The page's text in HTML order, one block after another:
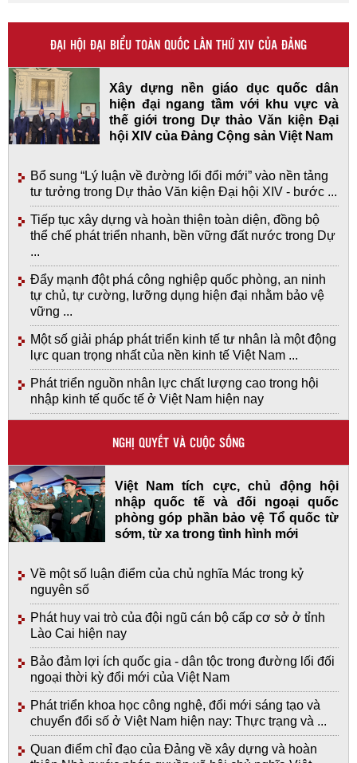
ĐẠI HỘI ĐẠI BIỂU TOÀN QUỐC LẦN THỨ XIV CỦA ĐẢNG
Xây dựng nền giáo dục quốc dân
hiện đại ngang tầm với khu vực và
thế giới trong Dự thảo Văn kiện Đại
hội XIV của Đảng Cộng sản Việt Nam
Bổ sung “Lý luận về đường lối đổi mới” vào nền tảng
tư tưởng trong Dự thảo Văn kiện Đại hội XIV - bước ...
Tiếp tục xây dựng và hoàn thiện toàn diện, đồng bộ
thể chế phát triển nhanh, bền vững đất nước trong Dự
...
Đẩy mạnh đột phá công nghiệp quốc phòng, an ninh
tự chủ, tự cường, lưỡng dụng hiện đại nhằm bảo vệ
vững ...
Một số giải pháp phát triển kinh tế tư nhân là một động
lực quan trọng nhất của nền kinh tế Việt Nam ...
Phát triển nguồn nhân lực chất lượng cao trong hội
nhập kinh tế quốc tế ở Việt Nam hiện nay
NGHỊ QUYẾT VÀ CUỘC SỐNG
Việt Nam tích cực, chủ động hội
nhập quốc tế và đối ngoại quốc
phòng góp phần bảo vệ Tổ quốc từ
sớm, từ xa trong tình hình mới
Về một số luận điểm của chủ nghĩa Mác trong kỷ
nguyên số
Phát huy vai trò của đội ngũ cán bộ cấp cơ sở ở tỉnh
Lào Cai hiện nay
Bảo đảm lợi ích quốc gia - dân tộc trong đường lối đối
ngoại thời kỳ đổi mới của Việt Nam
Phát triển khoa học công nghệ, đổi mới sáng tạo và
chuyển đổi số ở Việt Nam hiện nay: Thực trạng và ...
Quan điểm chỉ đạo của Đảng về xây dựng và hoàn